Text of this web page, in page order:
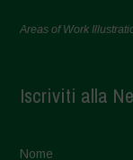
Areas of Work
Iscriviti alla
Nome